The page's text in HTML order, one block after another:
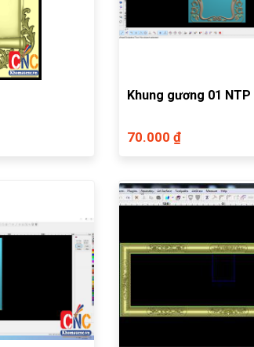
Khung gương 01 NTP
70.000 ₫